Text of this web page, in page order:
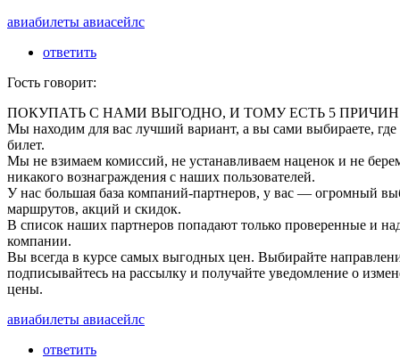
авиабилеты авиасейлс
ответить
Гость говорит:
ПОКУПАТЬ С НАМИ ВЫГОДНО, И ТОМУ ЕСТЬ 5
Мы находим для вас лучший вариант, а вы сами выбираете, где
билет.
Мы не взимаем комиссий, не устанавливаем наценок и не
никакого вознаграждения с наших пользователей.
У нас большая база компаний-партнеров, у вас — огромный
маршрутов, акций и скидок.
В список наших партнеров попадают только проверенные и
компании.
Вы всегда в курсе самых выгодных цен. Выбирайте
подписывайтесь на рассылку и получайте уведомление о
цены.
авиабилеты авиасейлс
ответить